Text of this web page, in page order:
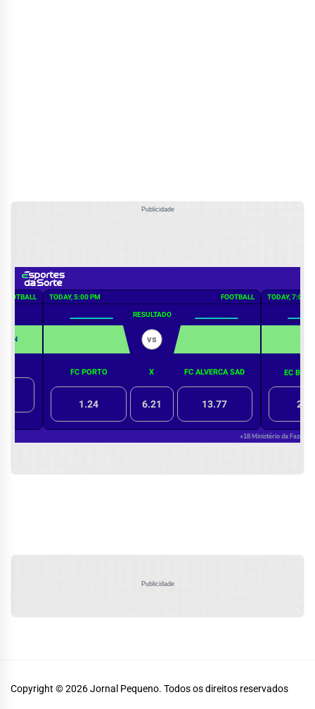
Publicidade
Publicidade
Copyright © 2026Jornal Pequeno. Todos os direitos reservados